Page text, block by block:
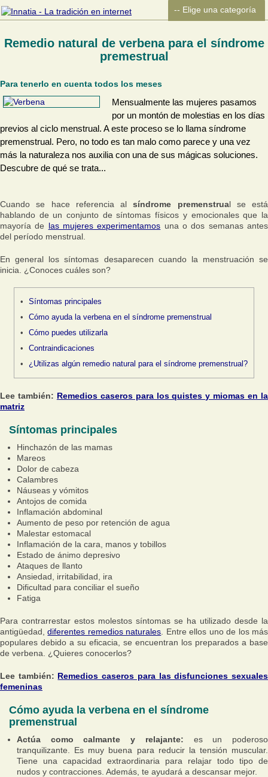
Remedio natural de verbena para el síndrome
premestrual
Para tenerlo en cuenta todos los meses
Mensualmente las mujeres pasamos
por un montón de molestias en los días
previos al ciclo menstrual. A este proceso se lo llama síndrome
premenstrual. Pero, no todo es tan malo como parece y una vez
más la naturaleza nos auxilia con una de sus mágicas soluciones.
Descubre de qué se trata...
Cuando se hace referencia alsíndrome premenstrual se está
hablando de un conjunto de síntomas físicos y emocionales que la
mayoría de las mujeres experimentamos una o dos semanas antes
del período menstrual.
En general los síntomas desaparecen cuando la menstruación se
inicia. ¿Conoces cuáles son?
Síntomas principales
Cómo ayuda la verbena en el síndrome premenstrual
Cómo puedes utilizarla
Contraindicaciones
¿Utilizas algún remedio natural para el síndrome premenstrual?
Lee también: Remedios caseros para los quistes y miomas en la
matriz
Síntomas principales
Hinchazón de las mamas
Mareos
Dolor de cabeza
Calambres
Náuseas y vómitos
Antojos de comida
Inflamación abdominal
Aumento de peso por retención de agua
Malestar estomacal
Inflamación de la cara, manos y tobillos
Estado de ánimo depresivo
Ataques de llanto
Ansiedad, irritabilidad, ira
Dificultad para conciliar el sueño
Fatiga
Para contrarrestar estos molestos síntomas se ha utilizado desde la
antigüedad,diferentes remedios naturales . Entre ellos uno de los más
populares debido a su eficacia, se encuentran los preparados a base
de verbena. ¿Quieres conocerlos?
Lee también: Remedios caseros para las disfunciones sexuales
femeninas
Cómo ayuda la verbena en el síndrome
premenstrual
Actúa como calmante y relajante: es un poderoso
tranquilizante. Es muy buena para reducir la tensión muscular.
Tiene una capacidad extraordinaria para relajar todo tipo de
nudos y contracciones. Además, te ayudará a descansar mejor.